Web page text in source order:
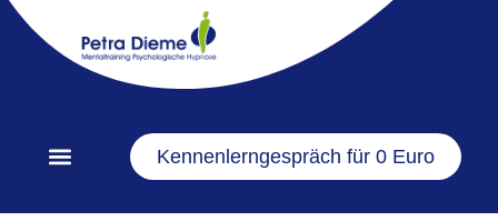
Kennenlerngespräch für 0 Euro